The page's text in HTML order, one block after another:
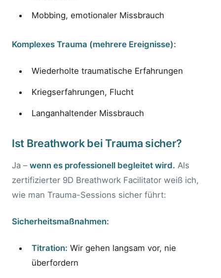
Mobbing, emotionaler Missbrauch
Komplexes Trauma (mehrere Ereignisse):
Wiederholte traumatische Erfahrungen
Kriegserfahrungen, Flucht
Langanhaltender Missbrauch
Ist Breathwork bei Trauma sicher?
Ja – wenn es professionell begleitet wird. Als
zertifizierter 9D Breathwork Facilitator weiß ich,
wie man Trauma-Sessions sicher führt:
Sicherheitsmaßnahmen:
Titration: Wir gehen langsam vor, nie
überfordern